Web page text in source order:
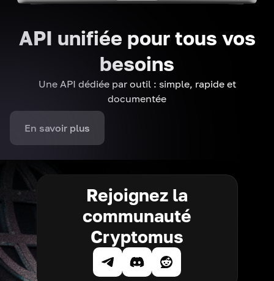
API unifiée pour tous vos
besoins
Une API dédiée par outil : simple, rapide et
documentée
En savoir plus
Rejoignez la
communauté
Cryptomus